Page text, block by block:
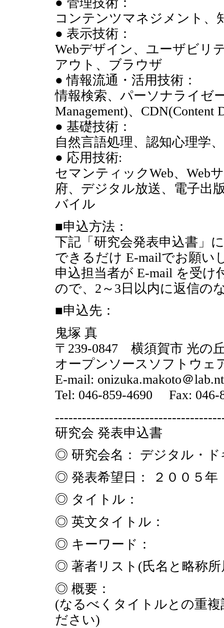
コンテンツマネジメント、
● 表示技術：
Webデザイン、ユーザビリ
アウト、ブラウザ
● 情報流通・活用技術：
情報検索、パーソナライゼ
Management)、CDN(Content
● 基礎技術：
自然言語処理、認知心理学
● 応用技術:
セマンティックWeb、Web
府、デジタル放送、電子出
バイル
■申込方法：
下記「研究会発表申込書」
できるだけ E-mailでお願い
申込担当者が E-mail を受
ので、2～3日以内に返信の
■申込先：
鬼塚 真
〒239-0847 横須賀市 光の
オープンソースソフトウェ
E-mail: onizuka.makoto＠
Tel: 046-859-4690 Fax: 046-
研究会 発表申込書
◎ 研究会名： デジタル・
◎ 発表希望日： ２００５年
◎ タイトル：
◎ 英文タイトル：
◎ キーワード：
◎ 著者リスト(氏名と略称
◎ 概要：
(なるべくタイトルとの重
ださい)